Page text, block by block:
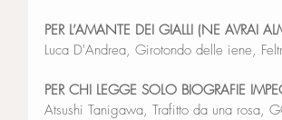
PER L’AMANTE DEI GIALLI (NE AVRAI
Luca D'Andrea, Girotondo delle iene,
PER CHI LEGGE SOLO BIOGRAFIE
Atsushi Tanigawa, Trafitto da una rosa,